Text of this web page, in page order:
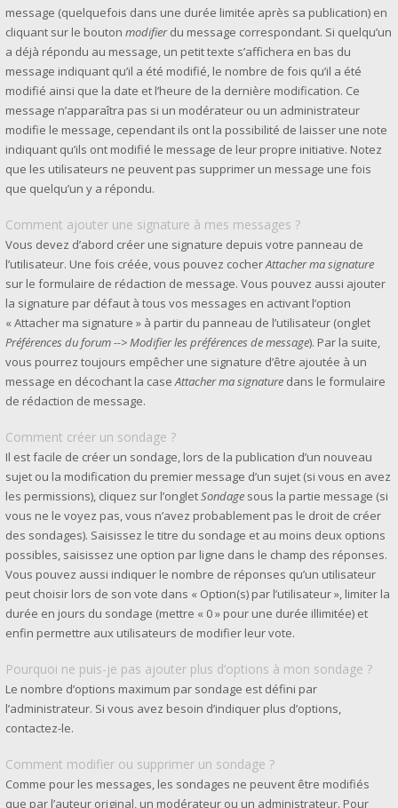
message (quelquefois dans une durée limitée après sa publication) en
cliquant sur le bouton modifierdu message correspondant. Si quelqu’un
a déjà répondu au message, un petit texte s’affichera en bas du
message indiquant qu’il a été modifié, le nombre de fois qu’il a été
modifié ainsi que la date et l’heure de la dernière modification. Ce
message n’apparaîtra pas si un modérateur ou un administrateur
modifie le message, cependant ils ont la possibilité de laisser une note
indiquant qu’ils ont modifié le message de leur propre initiative. Notez
que les utilisateurs ne peuvent pas supprimer un message une fois
que quelqu’un y a répondu.
Comment ajouter une signature à mes messages ?
Vous devez d’abord créer une signature depuis votre panneau de
l’utilisateur. Une fois créée, vous pouvez cocherAttacher ma signature
sur le formulaire de rédaction de message. Vous pouvez aussi ajouter
la signature par défaut à tous vos messages en activant l’option
« Attacher ma signature » à partir du panneau de l’utilisateur (onglet
Préférences du forum --> Modifier les préférences de message). Par la suite,
vous pourrez toujours empêcher une signature d’être ajoutée à un
message en décochant la caseAttacher ma signature dans le formulaire
de rédaction de message.
Comment créer un sondage ?
Il est facile de créer un sondage, lors de la publication d’un nouveau
sujet ou la modification du premier message d’un sujet (si vous en avez
les permissions), cliquez sur l’ongletSondage sous la partie message (si
vous ne le voyez pas, vous n’avez probablement pas le droit de créer
des sondages). Saisissez le titre du sondage et au moins deux options
possibles, saisissez une option par ligne dans le champ des réponses.
Vous pouvez aussi indiquer le nombre de réponses qu’un utilisateur
peut choisir lors de son vote dans « Option(s) par l’utilisateur », limiter la
durée en jours du sondage (mettre « 0 » pour une durée illimitée) et
enfin permettre aux utilisateurs de modifier leur vote.
Pourquoi ne puis-je pas ajouter plus d’options à mon sondage ?
Le nombre d’options maximum par sondage est défini par
l’administrateur. Si vous avez besoin d’indiquer plus d’options,
contactez-le.
Comment modifier ou supprimer un sondage ?
Comme pour les messages, les sondages ne peuvent être modifiés
que par l’auteur original, un modérateur ou un administrateur. Pour